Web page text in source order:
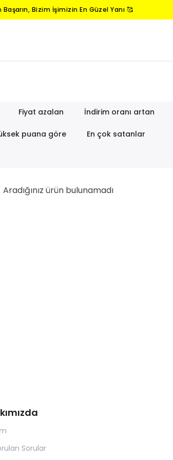
Başarın, Bizim İşimizin En Güzel Yanı 🥰
Fiyat azalan İndirim oranı artan
puana göre En çok satanlar
Aradığınız ürün bulunamadı
Sorular